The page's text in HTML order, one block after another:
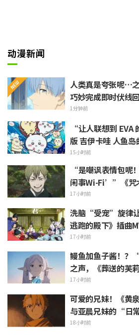
动漫新闻
人类真是夸张呢…
巧妙完成即时伏线
莲》引发“是傲娇
1分钟前
“让人联想到
版 吉伊卡哇 人鱼
不安 PV 引发热议
15小时前
“是嘲讽表情包
闲事Wi-Fi’”《咒
游表情包上线引发粉
17小时前
洗脑“受宠”旋律
逃跑的殿下》插曲
时代剧居然出角色
17小时前
鳗鱼加鱼子酱！
之声，《葬送的芙
烧才是懂行”的热烈
17小时前
可爱的兄妹！《黄
与亚晨兄妹的“日
天”“完全就是情
18小时前